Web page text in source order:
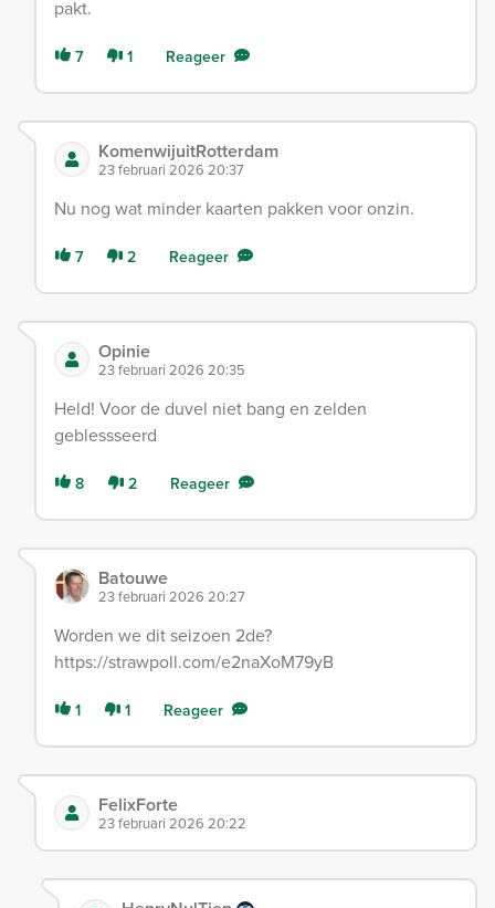
pakt.
7 1 Reageer
KomenwijuitRotterdam
23 februari 2026 20:37
Nu nog wat minder kaarten pakken voor onzin.
7 2 Reageer
Opinie
23 februari 2026 20:35
Held! Voor de duvel niet bang en zelden
geblessseerd
8 2 Reageer
Batouwe
23 februari 2026 20:27
Worden we dit seizoen 2de?
https://strawpoll.com/e2naXoM79yB
1 1 Reageer
FelixForte
23 februari 2026 20:22